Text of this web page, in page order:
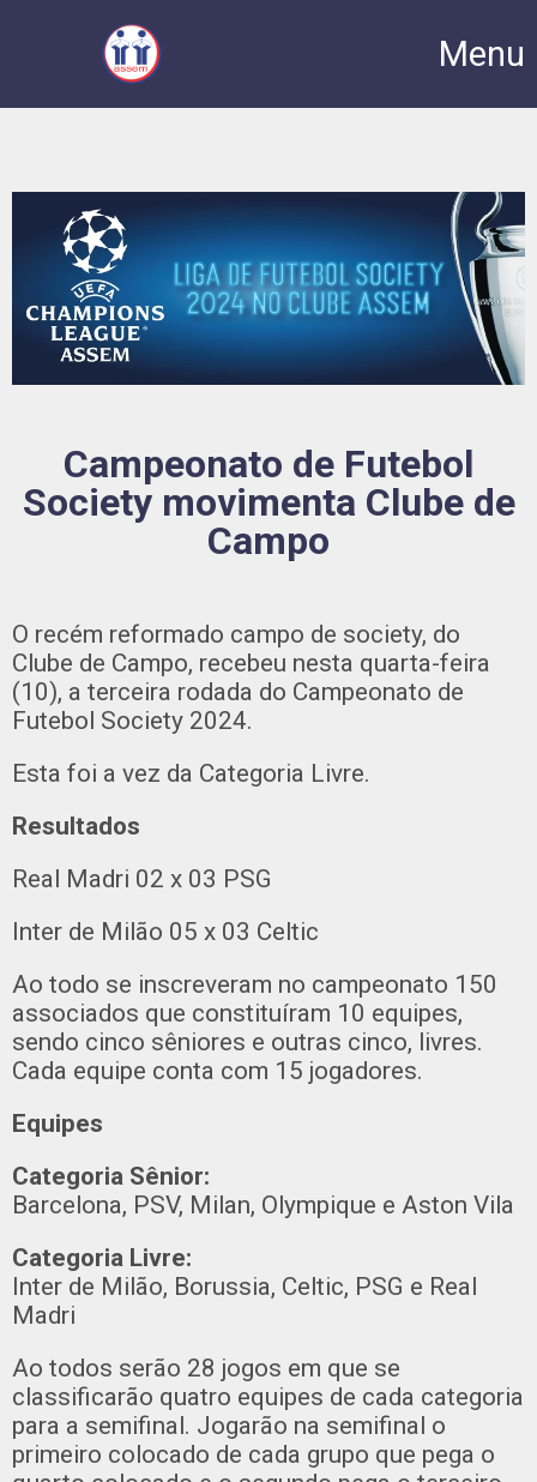
Menu
Campeonato de Futebol
Society movimenta Clube de
Campo
O recém reformado campo de society, do
Clube de Campo, recebeu nesta quarta-feira
(10), a terceira rodada do Campeonato de
Futebol Society 2024.
Esta foi a vez da Categoria Livre.
Resultados
Real Madri 02 x 03 PSG
Inter de Milão 05 x 03 Celtic
Ao todo se inscreveram no campeonato 150
associados que constituíram 10 equipes,
sendo cinco sêniores e outras cinco, livres.
Cada equipe conta com 15 jogadores.
Equipes
Categoria Sênior:
Barcelona, PSV, Milan, Olympique e Aston Vila
Categoria Livre:
Inter de Milão, Borussia, Celtic, PSG e Real
Madri
Ao todos serão 28 jogos em que se
classificarão quatro equipes de cada categoria
para a semifinal. Jogarão na semifinal o
primeiro colocado de cada grupo que pega o